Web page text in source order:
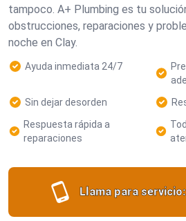
tampoco. A+ Plumbing es tu
obstrucciones, reparaciones y
noche en Clay.
Ayuda inmediata 24/7
Sin dejar desorden
Respuesta rápida a
reparaciones
Llama para servicio: